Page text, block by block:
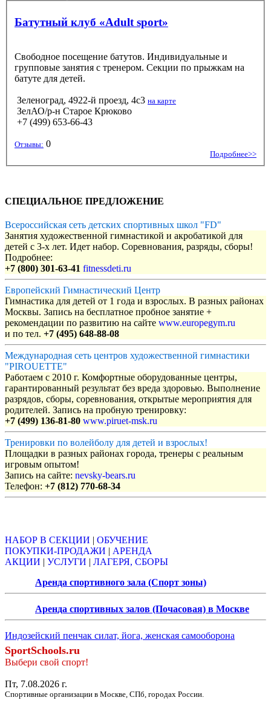
Батутный клуб «Adult sport»
Свободное посещение батутов. Индивидуальные и
групповые занятия с тренером. Секции по прыжкам на
батуте для детей.
Зеленоград, 4922-й проезд, 4с3 на карте
ЗелАО/р-н Старое Крюково
+7 (499) 653-66-43
Отзывы: 0
Подробнее>>
СПЕЦИАЛЬНОЕ ПРЕДЛОЖЕНИЕ
Всероссийская сеть детских спортивных школ "FD"
Занятия художественной гимнастикой и акробатикой для
детей с 3-х лет. Идет набор. Соревнования, разряды, сборы!
Подробнее:
+7 (800) 301-63-41 fitnessdeti.ru
Европейский Гимнастический Центр
Гимнастика для детей от 1 года и взрослых. В разных районах
Москвы. Запись на бесплатное пробное занятие +
рекомендации по развитию на сайте www.europegym.ru
и по тел. +7 (495) 648-88-08
Международная сеть центров художественной гимнастики
"PIROUETTE"
Работаем с 2010 г. Комфортные оборудованные центры,
гарантированный результат без вреда здоровью. Выполнение
разрядов, сборы, соревнования, открытые мероприятия для
родителей. Запись на пробную тренировку:
+7 (499) 136-81-80 www.piruet-msk.ru
Тренировки по волейболу для детей и взрослых!
Площадки в разных районах города, тренеры с реальным
игровым опытом!
Запись на сайте: nevsky-bears.ru
Телефон: +7 (812) 770-68-34
НАБОР В СЕКЦИИ | ОБУЧЕНИЕ
ПОКУПКИ-ПРОДАЖИ | АРЕНДА
АКЦИИ | УСЛУГИ | ЛАГЕРЯ, СБОРЫ
Аренда спортивного зала (Спорт зоны)
Аренда спортивных залов (Почасовая) в Москве
Индозейский пенчак силат, йога, женская самооборона
SportSchools.ru
Выбери свой спорт!
Пт, 7.08.2026 г.
Спортивные организации в Москве, СПб, городах России.